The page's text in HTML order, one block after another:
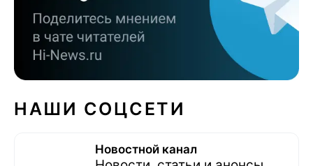
НАШИ СОЦСЕТИ
Новостной канал